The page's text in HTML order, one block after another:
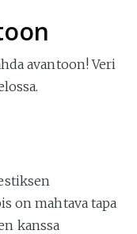
avantoon! Veri
on mahtava tapa
kanssa